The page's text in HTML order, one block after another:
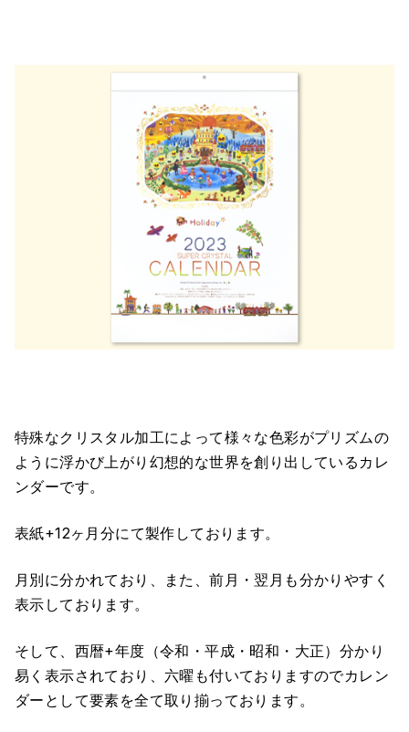
特殊なクリスタル加工によって様々な色彩がプリズムの
ように浮かび上がり幻想的な世界を創り出しているカレ
ンダーです。
表紙+12ヶ月分にて製作しております。
月別に分かれており、また、前月・翌月も分かりやすく
表示しております。
そして、西暦+年度（令和・平成・昭和・大正）分かり
易く表示されており、六曜も付いておりますのでカレン
ダーとして要素を全て取り揃っております。